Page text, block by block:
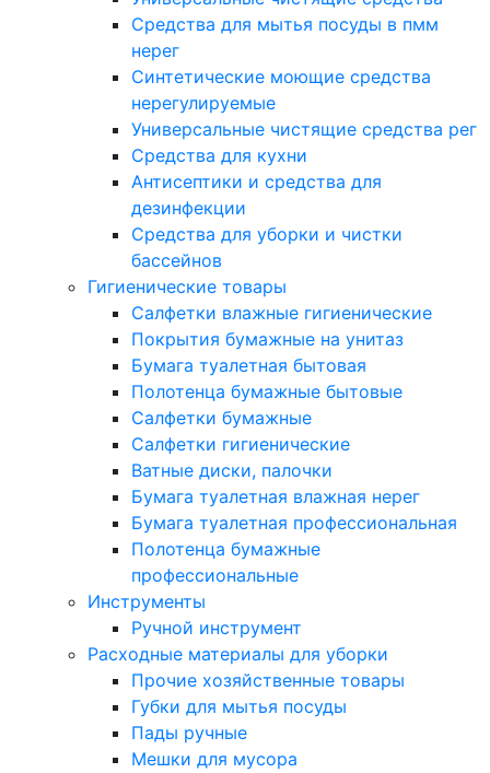
Средства для мытья посуды в пмм
нерег
Синтетические моющие средства
нерегулируемые
Универсальные чистящие средства рег
Средства для кухни
Антисептики и средства для
дезинфекции
Средства для уборки и чистки
бассейнов
Гигиенические товары
Салфетки влажные гигиенические
Покрытия бумажные на унитаз
Бумага туалетная бытовая
Полотенца бумажные бытовые
Салфетки бумажные
Салфетки гигиенические
Ватные диски, палочки
Бумага туалетная влажная нерег
Бумага туалетная профессиональная
Полотенца бумажные
профессиональные
Инструменты
Ручной инструмент
Расходные материалы для уборки
Прочие хозяйственные товары
Губки для мытья посуды
Пады ручные
Мешки для мусора